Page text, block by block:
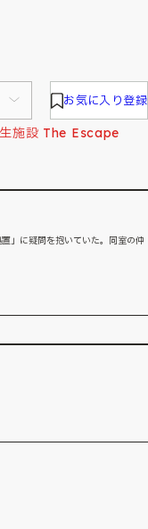
お気に入り登録
生施設 The Escape
」に疑問を抱いていた。同室の仲